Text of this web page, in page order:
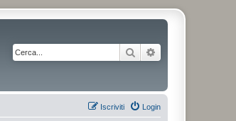
Cerca
Login
Iscriviti